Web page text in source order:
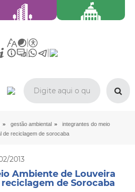
» gestão ambiental »
integrantes do meio
de reciclagem de sorocaba
2013
Ambiente de Louveira
de Sorocaba